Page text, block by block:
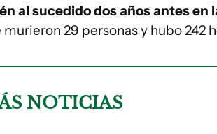
al sucedido dos años antes en
29 personas y hubo 242
NOTICIAS